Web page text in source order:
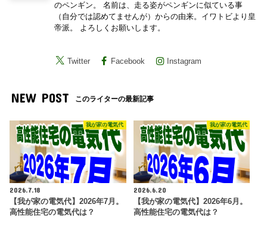
のペンギン。 名前は、走る姿がペンギンに似ている事
（自分では認めてませんが）からの由来。イワトビより皇
帝派。 よろしくお願いします。
Twitter Facebook Instagram
NEW POST このライターの最新記事
我が家の電気代
2026.7.18
【我が家の電気代】2026年7月。
高性能住宅の電気代は？
我が家の電気代
2026.6.20
【我が家の電気代】2026年6月。
高性能住宅の電気代は？